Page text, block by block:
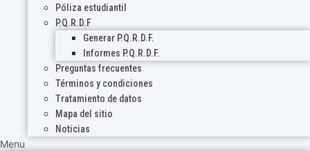
Póliza estudiantil
P.Q.R.D.F
Generar P.Q.R.D.F.
Informes P.Q.R.D.F.
Preguntas frecuentes
Términos y condiciones
Tratamiento de datos
Mapa del sitio
Noticias
Menu